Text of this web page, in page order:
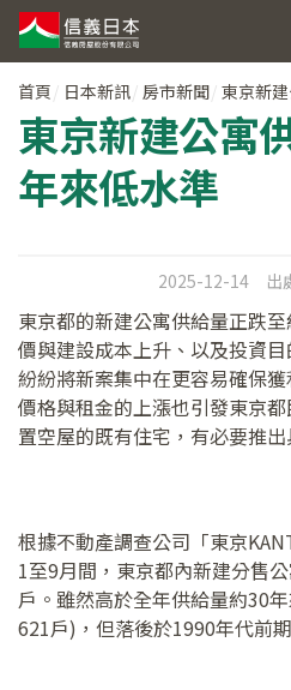
首頁 日本新訊 房市新聞 東京新
東京新建公寓
年來低水準
2025-12-14 出
東京都的新建公寓供給量正跌
價與建設成本上升、以及投資
紛紛將新案集中在更容易確保
價格與租金的上漲也引發東京
置空屋的既有住宅，有必要推
根據不動產調查公司「東京
1至9月間，東京都內新建分售
戶。雖然高於全年供給量約30
621戶)，但落後於1990年代前